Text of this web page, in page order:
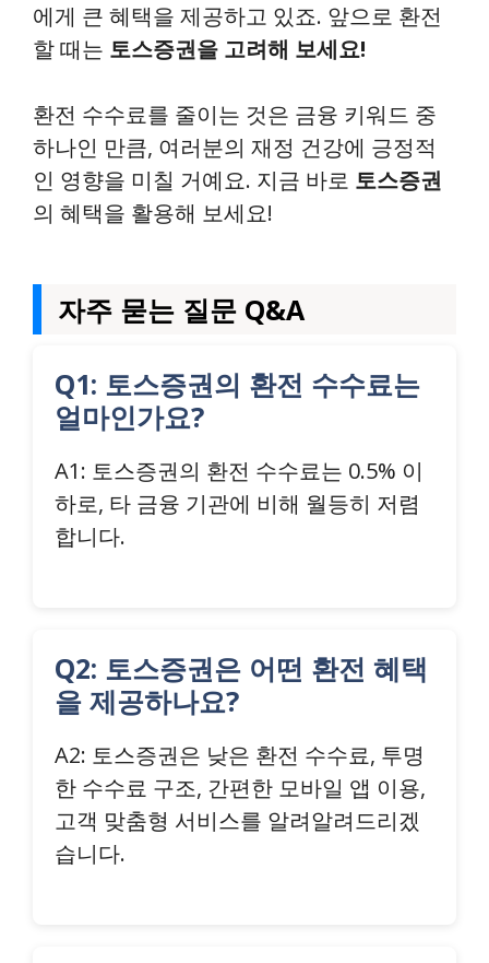
에게 큰 혜택을 제공하고 있죠. 앞으로 환전
할 때는 토스증권을 고려해 보세요!
환전 수수료를 줄이는 것은 금융 키워드 중
하나인 만큼, 여러분의 재정 건강에 긍정적
인 영향을 미칠 거예요. 지금 바로 토스증권
의 혜택을 활용해 보세요!
자주 묻는 질문 Q&A
Q1: 토스증권의 환전 수수료는
얼마인가요?
A1: 토스증권의 환전 수수료는 0.5% 이
하로, 타 금융 기관에 비해 월등히 저렴
합니다.
Q2: 토스증권은 어떤 환전 혜택
을 제공하나요?
A2: 토스증권은 낮은 환전 수수료, 투명
한 수수료 구조, 간편한 모바일 앱 이용,
고객 맞춤형 서비스를 알려알려드리겠
습니다.